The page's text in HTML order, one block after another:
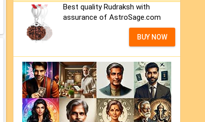
Best quality Rudraksh with
assurance of AstroSage.com
BUY NOW